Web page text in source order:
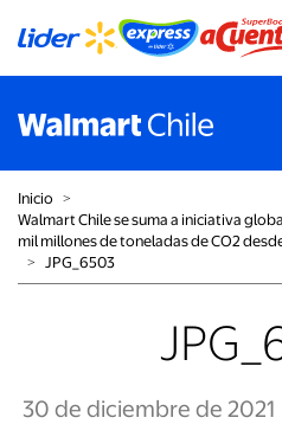
Inicio ˃
Walmart Chile se suma a iniciativa
mil millones de toneladas de CO2
˃ JPG_6503
30 de diciembre de 2021